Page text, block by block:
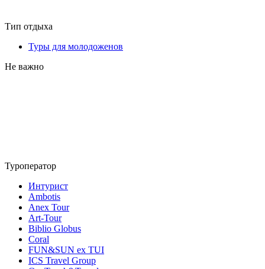
Тип отдыха
Туры для молодоженов
Не важно
Туроператор
Интурист
Ambotis
Anex Tour
Art-Tour
Biblio Globus
Coral
FUN&SUN ex TUI
ICS Travel Group